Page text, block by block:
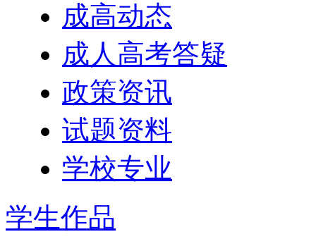
成高动态
成人高考答疑
政策资讯
试题资料
学校专业
学生作品